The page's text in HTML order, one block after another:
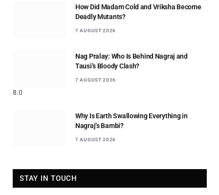
How Did Madam Cold and Vriksha Become
Deadly Mutants?
7 AUGUST 2026
8.0
Nag Pralay: Who Is Behind Nagraj and
Tausi’s Bloody Clash?
7 AUGUST 2026
Why Is Earth Swallowing Everything in
Nagraj’s Bambi?
7 AUGUST 2026
STAY IN TOUCH